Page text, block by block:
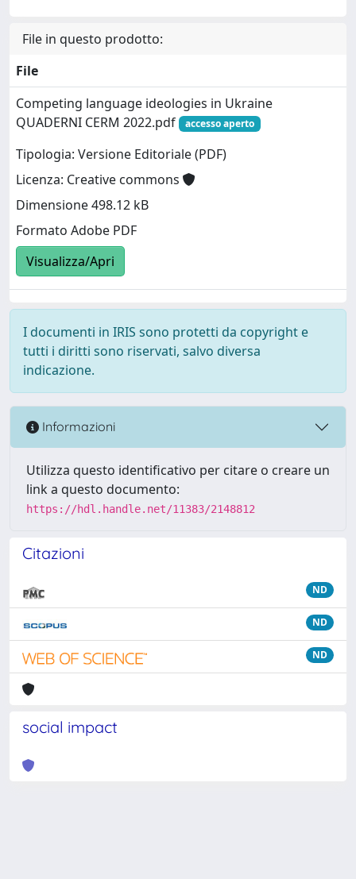
File in questo prodotto:
File
Competing language ideologies in Ukraine
QUADERNI CERM 2022.pdf
accesso aperto
Tipologia: Versione Editoriale (PDF)
Licenza: Creative commons
Dimensione 498.12 kB
Formato Adobe PDF
Visualizza/Apri
I documenti in IRIS sono protetti da copyright e
tutti i diritti sono riservati, salvo diversa
indicazione.
Informazioni
Utilizza questo identificativo per citare o creare un
link a questo documento:
https://hdl.handle.net/11383/2148812
Citazioni
ND
ND
ND
social impact